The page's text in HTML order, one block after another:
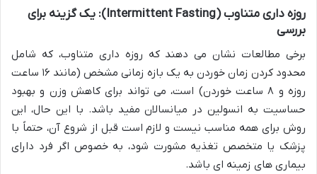
روزه داری متناوب (Intermittent Fasting): یک گزینه برای
بررسی
برخی مطالعات نشان می دهند که روزه داری متناوب، که شامل
محدود کردن زمان خوردن به یک بازه زمانی مشخص (مانند ۱۶ ساعت
روزه و ۸ ساعت خوردن) است، می تواند برای کاهش وزن و بهبود
حساسیت به انسولین در میانسالان مفید باشد. با این حال، این
روش برای همه مناسب نیست و لازم است قبل از شروع آن، حتماً با
پزشک یا متخصص تغذیه مشورت شود، به خصوص اگر فرد دارای
بیماری های زمینه ای باشد.